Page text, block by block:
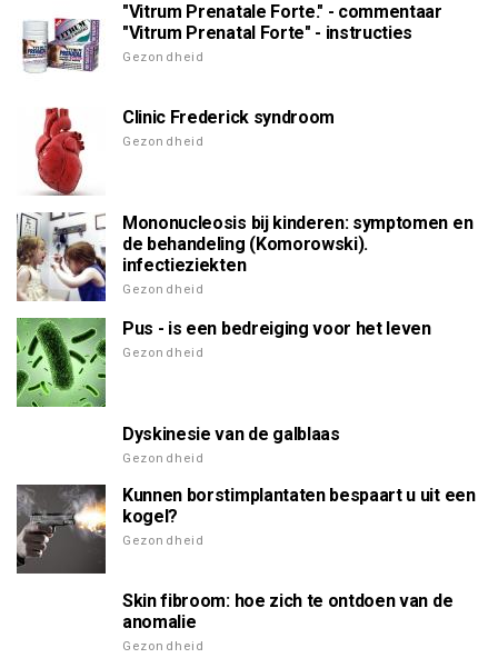
"Vitrum Prenatale Forte." - commentaar
"Vitrum Prenatal Forte" - instructies
Gezondheid
Clinic Frederick syndroom
Gezondheid
Mononucleosis bij kinderen: symptomen en
de behandeling (Komorowski).
infectieziekten
Gezondheid
Pus - is een bedreiging voor het leven
Gezondheid
Dyskinesie van de galblaas
Gezondheid
Kunnen borstimplantaten bespaart u uit een
kogel?
Gezondheid
Skin fibroom: hoe zich te ontdoen van de
anomalie
Gezondheid